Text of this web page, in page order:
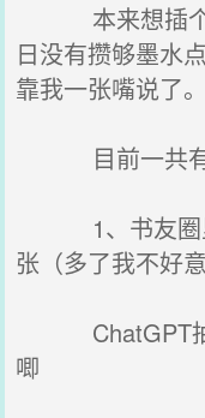
本来想插个
日没有攒够墨水
靠我一张嘴说了。
目前一共有
1、书友圈里
张（多了我不好意
ChatGPT抽
唧